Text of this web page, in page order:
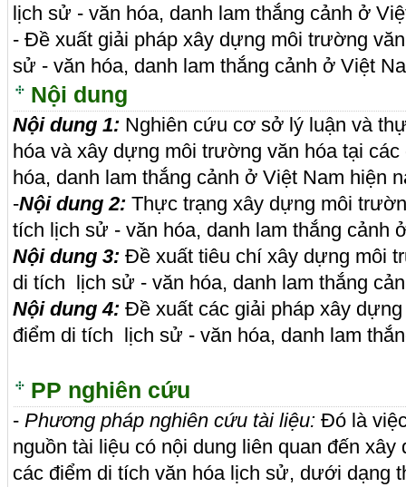
lịch sử - văn hóa, danh lam thắng cảnh ở
- Đề xuất giải pháp xây dựng môi trường
sử - văn hóa, danh lam thắng cảnh ở Việt
Nội dung
Nội dung 1: Nghiên cứu cơ sở lý luận và
hóa và xây dựng môi trường văn hóa tại
hóa, danh lam thắng cảnh ở Việt Nam hiện
-Nội dung 2: Thực trạng xây dựng môi
tích lịch sử - văn hóa, danh lam thắng cảnh
Nội dung3: Đề xuất tiêu chí xây dựng môi
di tích lịch sử - văn hóa, danh lam thắng
Nội dung 4: Đề xuất các giải pháp xây
điểm di tích lịch sử - văn hóa, danh lam
PP nghiên cứu
-Phương pháp nghiên cứu tài liệu: Đó là
nguồn tài liệu có nội dung liên quan đến
các điểm di tích văn hóa lịch sử, dưới dạng